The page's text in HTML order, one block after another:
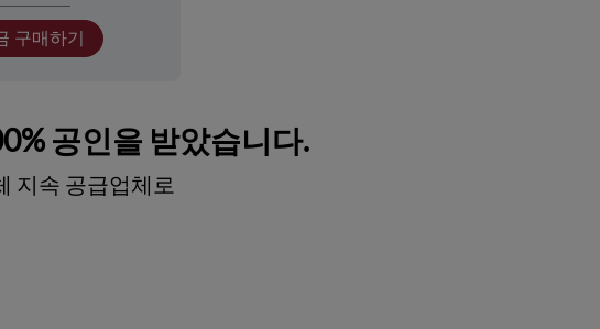
구매하기
공인을 받았습니다.
지속 공급업체로